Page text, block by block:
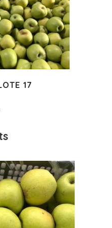
17